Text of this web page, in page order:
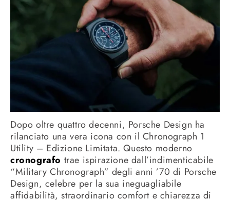
Dopo oltre quattro decenni, Porsche Design ha
rilanciato una vera icona con il Chronograph 1
Utility – Edizione Limitata. Questo moderno
cronografo trae ispirazione dall’indimenticabile
“Military Chronograph” degli anni ’70 di Porsche
Design, celebre per la sua ineguagliabile
affidabilità, straordinario comfort e chiarezza di